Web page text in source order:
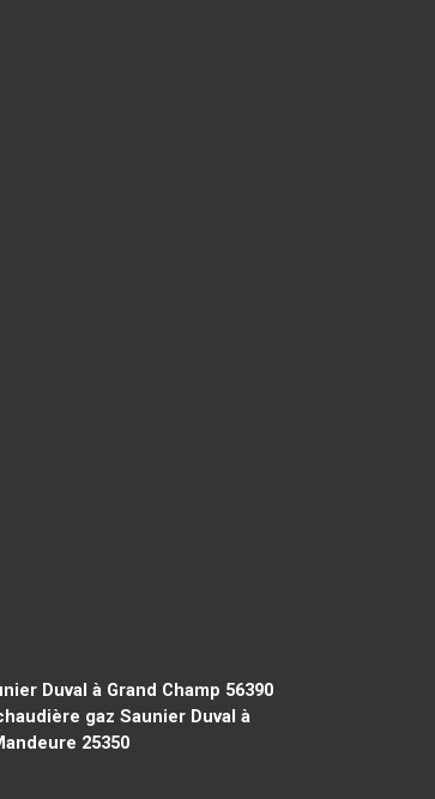
Duval à Grand Champ 56390
gaz Saunier Duval à
25350